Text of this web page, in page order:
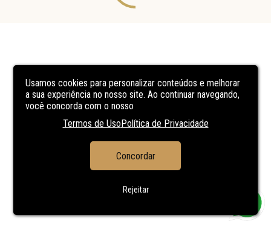
Usamos cookies para personalizar conteúdos e melhorar
a sua experiência no nosso site. Ao continuar navegando,
você concorda com o nosso
Termos de UsoPolítica de Privacidade
Concordar
Rejeitar